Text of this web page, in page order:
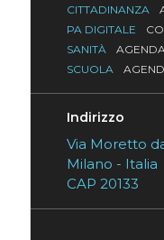
CITTADINANZA
PA DIGITALE
SANITÀ
SCUOLA
Indirizzo
Via Moretto
Milano - Italia
CAP 20133